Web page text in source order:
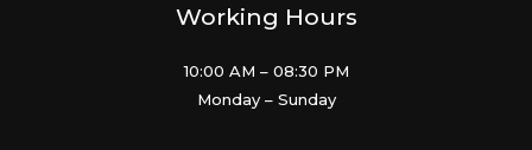
Working Hours
10:00 AM – 08:30 PM
Monday – Sunday